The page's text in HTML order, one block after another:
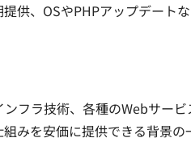
供、OSやPHPアップデート
フラ技術、各種のWebサー
みを安価に提供できる背景の